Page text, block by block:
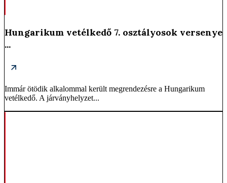
Hungarikum vetélkedő 7. osztályosok versenye
...
Immár ötödik alkalommal került megrendezésre a Hungarikum
vetélkedő. A járványhelyzet...